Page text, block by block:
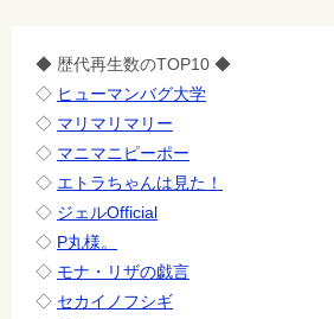
◆ 歴代再生数のTOP10 ◆
◇ ヒューマンバグ大学
◇ マリマリマリー
◇ マニマニピーポー
◇ エトラちゃんは見た！
◇ ジェルOfficial
◇ P丸様。
◇ モナ・リザの戯言
◇ セカイノフシギ